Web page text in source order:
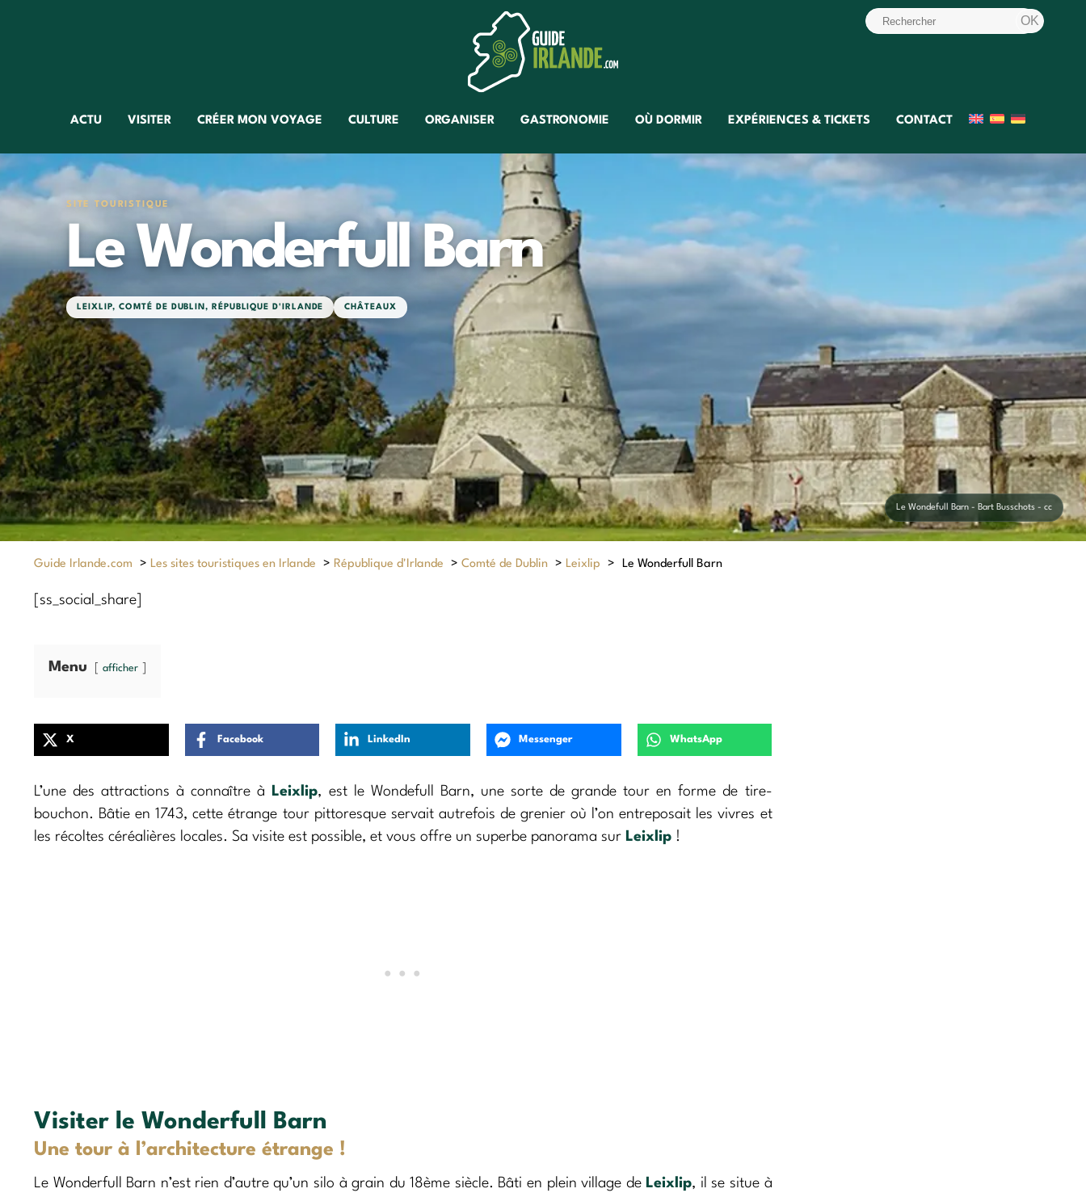
ACTU VISITER CRÉER MON VOYAGE CULTURE ORGANISER GASTRONOMIE OÙ DORMIR EXPÉRIENCES & TICKETS CONTACT
SITE TOURISTIQUE
Le Wonderfull Barn
LEIXLIP,COMTÉ DE DUBLIN, RÉPUBLIQUE D'IRLANDE CHÂTEAUX
Le Wondefull Barn - Bart Busschots - cc
Guide Irlande.com > Les sites touristiques en Irlande > République d'Irlande > Comté de Dublin > Leixlip > Le Wonderfull Barn
[ss_social_share]
Menu afficher
X Facebook LinkedIn Messenger WhatsApp
L’une des attractions à connaître à Leixlip, est le Wondefull Barn, une sorte de grande tour en forme de tire-
bouchon. Bâtie en 1743, cette étrange tour pittoresque servait autrefois de grenier où l’on entreposait les vivres et
les récoltes céréalières locales. Sa visite est possible, et vous offre un superbe panorama sur Leixlip !
Visiter le Wonderfull Barn
Une tour à l’architecture étrange !
Le Wonderfull Barn n’est rien d’autre qu’un silo à grain du 18ème siècle. Bâti en plein village de Leixlip, il se situe à